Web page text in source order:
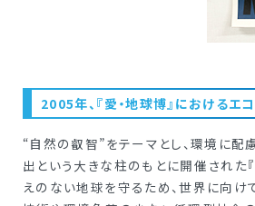
2005年、『愛・地球博』におけるエ
“自然の叡智”をテーマとし、環境に配
出という大きな柱のもとに開催された『
えのない地球を守るため、世界に向け